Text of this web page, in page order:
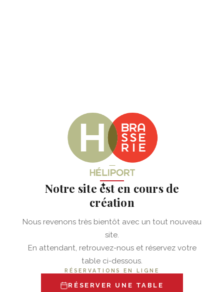
✦
Notre site est en cours de
création
Nous revenons très bientôt avec un tout nouveau
site.
En attendant, retrouvez-nous et réservez votre
table ci-dessous.
RÉSERVATIONS EN LIGNE
RÉSERVER UNE TABLE